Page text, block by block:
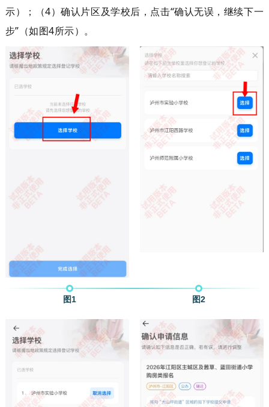
示） ； （4）确认片区及学校后 ， 点击“确认无误，继续下一
步” （如图4所示） 。
图1 图2